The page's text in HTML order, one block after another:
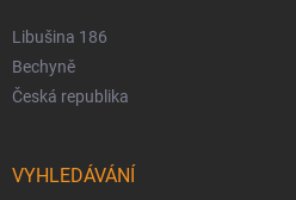
Libušina 186
Bechyně
Česká republika
VYHLEDÁVÁNÍ